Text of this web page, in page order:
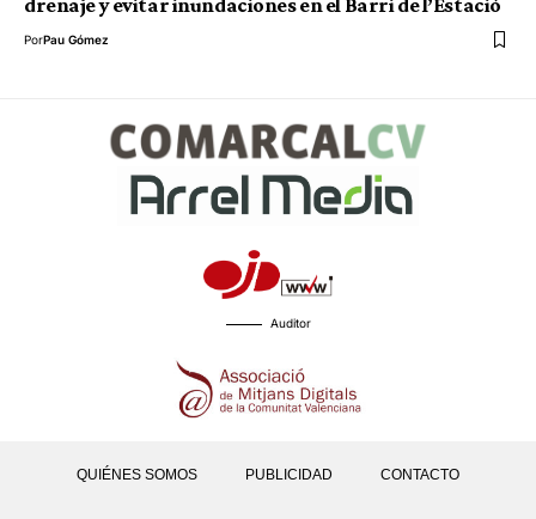
drenaje y evitar inundaciones en el Barri de l’Estació
PorPau Gómez
Auditor
QUIÉNES SOMOS PUBLICIDAD CONTACTO